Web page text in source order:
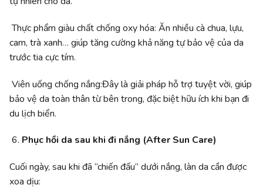
Thực phẩm giàu chất chống oxy hóa: Ăn nhiều cà chua, lựu,
cam, trà xanh… giúp tăng cường khả năng tự bảo vệ của da
trước tia cực tím.
Viên uống chống nắng:Đây là giải pháp hỗ trợ tuyệt vời, giúp
bảo vệ da toàn thân từ bên trong, đặc biệt hữu ích khi bạn đi
du lịch biển.
Phục hồi da sau khi đi nắng (After Sun Care)
Cuối ngày, sau khi đã “chiến đấu” dưới nắng, làn da cần được
xoa dịu: